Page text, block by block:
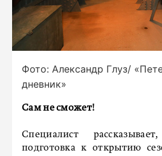
Фото: Александр Глуз/
дневник»
Сам не сможет!
Специалист
подготовка к открытию